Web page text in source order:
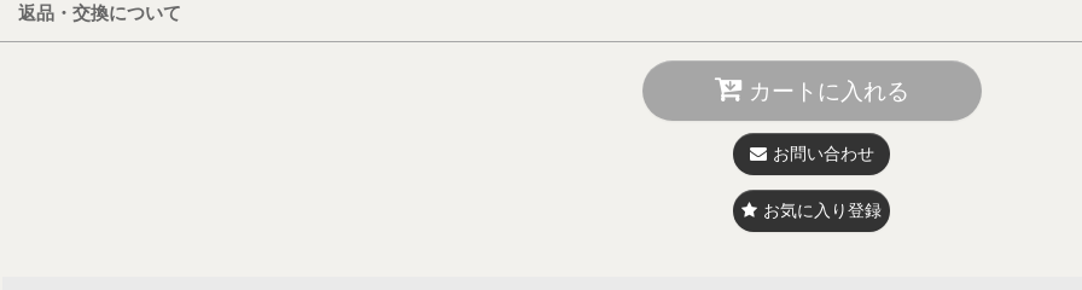
返品・交換について
カートに入れる
お問い合わせ
お気に入り登録